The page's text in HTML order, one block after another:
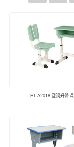
HL-A2018 塑钢升降